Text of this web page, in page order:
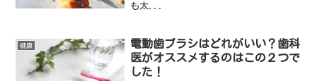
も太...
健康
電動歯ブラシはどれがいい？歯科
医がオススメするのはこの２つで
した！